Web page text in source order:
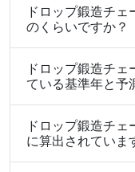
ドロップ鍛造チ
のくらいですか？
ドロップ鍛造チ
ている基準年と予
ドロップ鍛造チ
に算出されていま